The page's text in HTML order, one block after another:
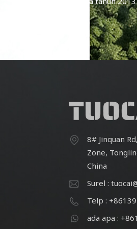
produsen
berfokus pada
Setelah upaya
yang ada
8# Jinquan
Zone,
China
Surel :
Telp :
ada apa :